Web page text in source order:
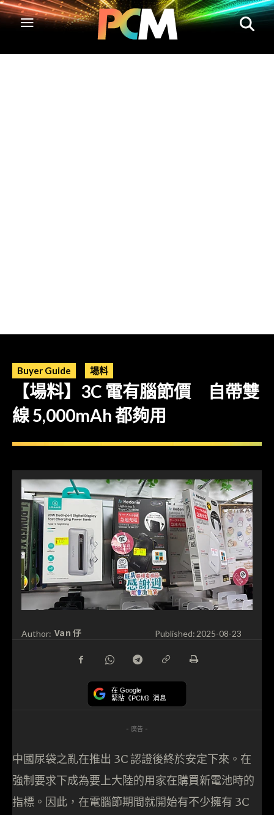
Buyer Guide 場料
【場料】3C 電有腦節價 自帶雙
線 5,000mAh 都夠用
Author: Van 仔 Published: 2025-08-23
在 Google
緊貼《PCM》消息
- 廣告 -
中國尿袋之亂在推出 3C 認證後終於安定下來。在
強制要求下成為要上大陸的用家在購買新電池時的
指標。因此，在電腦節期間就開始有不少擁有 3C